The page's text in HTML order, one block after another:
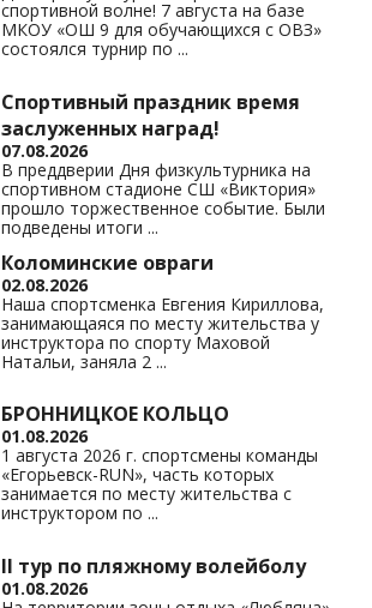
спортивной волне! 7 августа на базе
МКОУ «ОШ 9 для обучающихся с ОВЗ»
состоялся турнир по ...
Спортивный праздник время
заслуженных наград!
07.08.2026
В преддверии Дня физкультурника на
спортивном стадионе СШ «Виктория»
прошло торжественное событие. Были
подведены итоги ...
Коломинские овраги
02.08.2026
Наша спортсменка Евгения Кириллова,
занимающаяся по месту жительства у
инструктора по спорту Маховой
Натальи, заняла 2 ...
БРОННИЦКОЕ КОЛЬЦО
01.08.2026
1 августа 2026 г. спортсмены команды
«Егорьевск-RUN», часть которых
занимается по месту жительства с
инструктором по ...
II тур по пляжному волейболу
01.08.2026